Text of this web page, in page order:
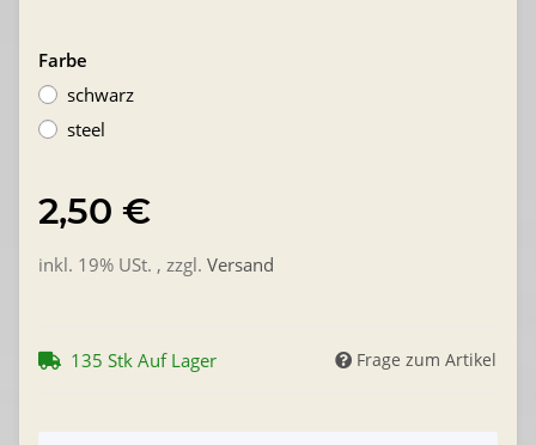
Farbe
schwarz
steel
2,50 €
inkl. 19% USt. , zzgl. Versand
135 Stk Auf Lager Frage zum Artikel